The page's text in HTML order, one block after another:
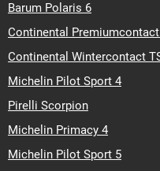
Barum Polaris 6
Continental
Continental Wintercontact
Michelin Pilot Sport 4
Pirelli Scorpion
Michelin Primacy 4
Michelin Pilot Sport 5